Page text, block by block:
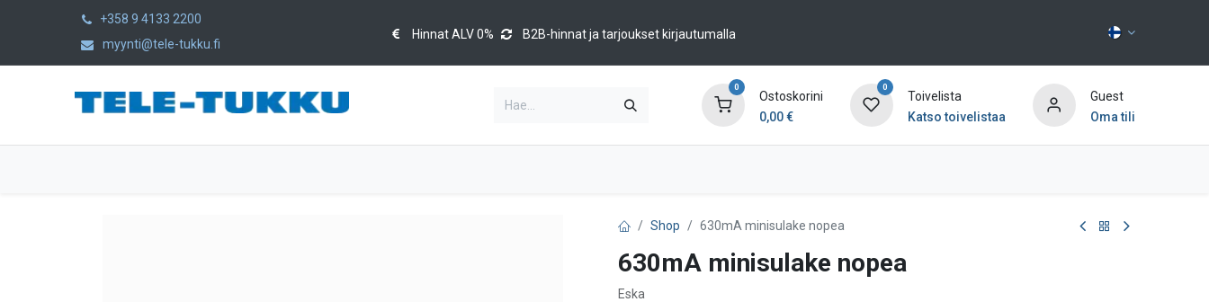
+358 9 4133 2200
myynti@tele-tukku.fi
Hinnat ALV 0% B2B-hinnat ja tarjoukset kirjautumalla
0
Ostoskorini
0,00€
0
Toivelista
Katso toivelistaa
Guest
Oma tili
Shop 630mA minisulake nopea
630mA minisulake nopea
Eska